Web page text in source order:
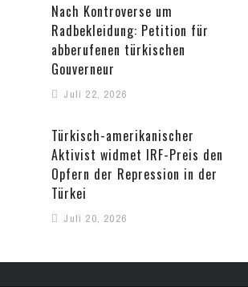
Nach Kontroverse um
Radbekleidung: Petition für
abberufenen türkischen
Gouverneur
Juli 22, 2026
Türkisch-amerikanischer
Aktivist widmet IRF-Preis den
Opfern der Repression in der
Türkei
Juli 20, 2026